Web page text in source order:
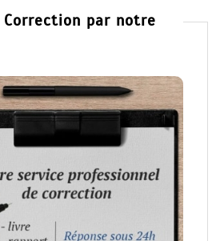
par notre